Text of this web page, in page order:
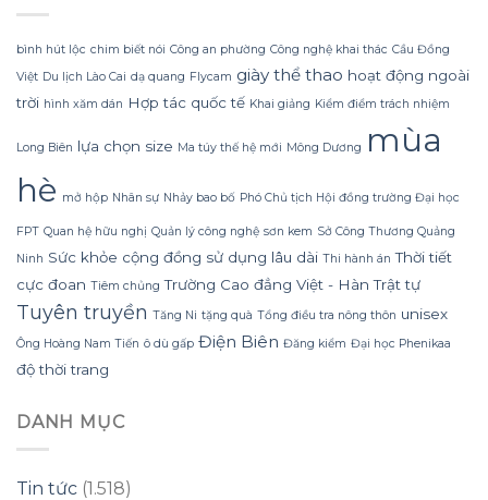
bất
ngờ
và
giấc
bị
gián
làn
vẫn
còn
khó
bình hút lộc chim biết nói Công an phường Công nghệ khai thác Cầu Đồng
Việt Du lịch Lào Cai dạ quang Flycam giày thể thao hoạt động ngoài
trời hình xăm dán Hợp tác quốc tế Khai giảng Kiểm điểm trách nhiệm
Long Biên lựa chọn size Ma túy thế hệ mới Mông Dương
mùa
hè mở hộp Nhân sự Nhảy bao bố Phó Chủ tịch Hội đồng trường Đại học
FPT Quan hệ hữu nghị Quản lý công nghệ sơn kem Sở Công Thương Quảng
Ninh Sức khỏe cộng đồng sử dụng lâu dài Thi hành án Thời tiết
cực đoan Tiêm chủng Trường Cao đẳng Việt - Hàn Trật tự
Tuyên truyền Tăng Ni tặng quà Tổng điều tra nông thôn unisex
Ông Hoàng Nam Tiến ô dù gấp Điện Biên Đăng kiểm Đại học Phenikaa
độ thời trang
DANH MỤC
Tin tức (1.518)